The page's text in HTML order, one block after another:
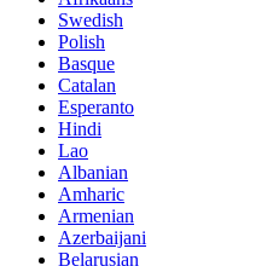
Swedish
Polish
Basque
Catalan
Esperanto
Hindi
Lao
Albanian
Amharic
Armenian
Azerbaijani
Belarusian